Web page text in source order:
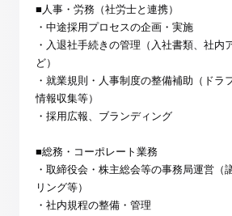
■人事・労務（社労士と連携）
・中途採用プロセスの企画・実施
・入退社手続きの管理（入社書類、社内
ど）
・就業規則・人事制度の整備補助（ドラ
情報収集等）
・採用広報、ブランディング
■総務・コーポレート業務
・取締役会・株主総会等の事務局運営（
リング等）
・社内規程の整備・管理